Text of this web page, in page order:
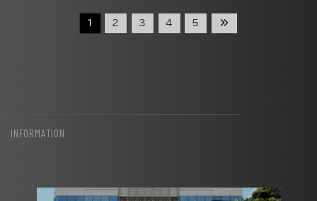
1 2 3 4 5
INFORMATION